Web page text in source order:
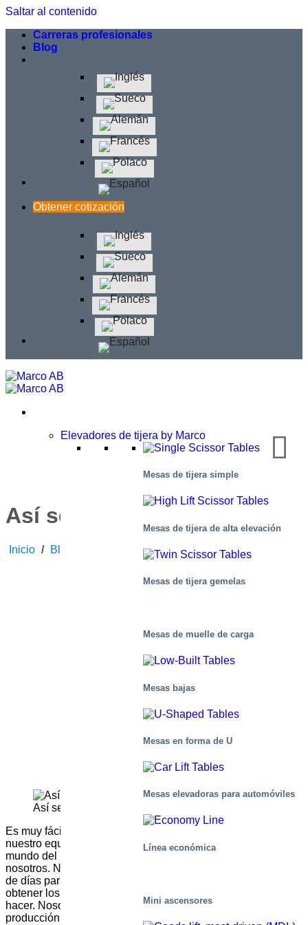
Saltar al contenido
Carreras profesionales
Blog
Obtener cotización
Elevadores de tijera by Marco
Mesas de tijera simple
Mesas de tijera de alta elevación
Mesas de tijera gemelas
Mesas de muelle de carga
Mesas bajas
Mesas en forma de U
Mesas elevadoras para automóviles
Línea económica
Mini ascensores
Así se hace
Inicio / Blog Boletín Nº 6 /Así Se Hace
Así se hace
Es muy fácil. Simplemente envíe un correo electrónico a
nuestro equipo del Boletín y díganos qué tipo de historia del
mundo del posicionamiento vertical le gustaría compartir con
nosotros. Nos pondremos en contacto con usted en un par
de días para mantener una breve entrevista telefónica y
obtener los detalles del artículo. Eso es todo lo que tiene que
hacer. Nosotros nos encargaremos de toda la redacción,
producción de imágenes, etc. Lo único que necesitamos de